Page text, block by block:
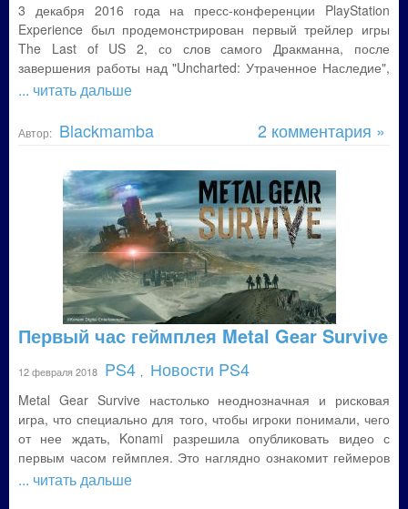
3 декабря 2016 года на пресс-конференции PlayStation
Experience был продемонстрирован первый трейлер игры
The Last of US 2, со слов самого Дракманна, после
завершения работы над "Uncharted: Утраченное Наследие",
... читать дальше
Автор: Blackmamba 2 комментария »
Первый час геймплея Metal Gear Survive
12 февраля 2018 PS4 Новости PS4
Metal Gear Survive настолько неоднозначная и рисковая
игра, что специально для того, чтобы игроки понимали, чего
от нее ждать, Konami разрешила опубликовать видео с
первым часом геймплея. Это наглядно ознакомит геймеров
... читать дальше